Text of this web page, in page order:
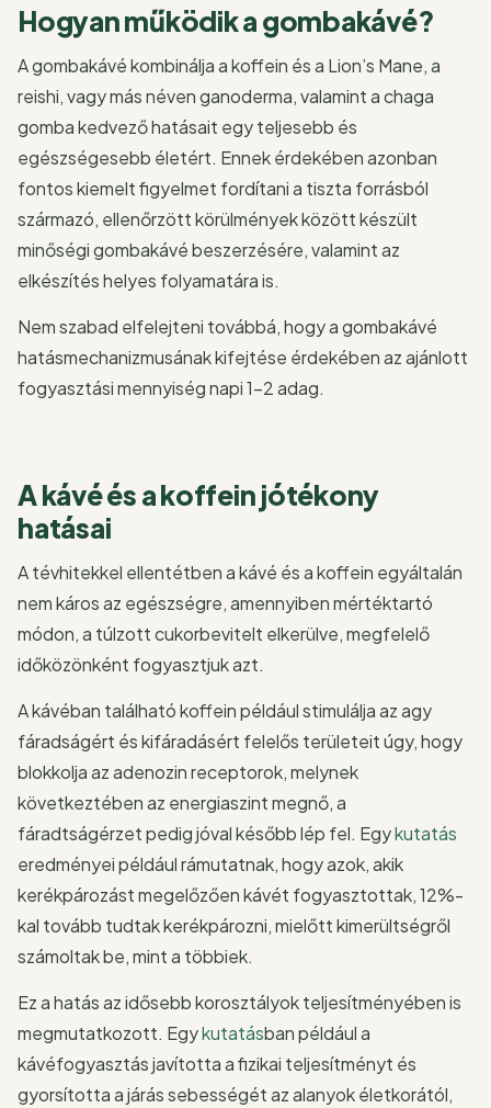
Hogyan működik a gombakávé?
A gombakávé kombinálja a koffein és a Lion’s Mane, a
reishi, vagy más néven ganoderma, valamint a chaga
gomba kedvező hatásait egy teljesebb és
egészségesebb életért. Ennek érdekében azonban
fontos kiemelt figyelmet fordítani a tiszta forrásból
származó, ellenőrzött körülmények között készült
minőségi gombakávé beszerzésére, valamint az
elkészítés helyes folyamatára is.
Nem szabad elfelejteni továbbá, hogy a gombakávé
hatásmechanizmusának kifejtése érdekében az ajánlott
fogyasztási mennyiség napi 1-2 adag.
A kávé és a koffein jótékony
hatásai
A tévhitekkel ellentétben a kávé és a koffein egyáltalán
nem káros az egészségre, amennyiben mértéktartó
módon, a túlzott cukorbevitelt elkerülve, megfelelő
időközönként fogyasztjuk azt.
A kávéban található koffein például stimulálja az agy
fáradságért és kifáradásért felelős területeit úgy, hogy
blokkolja az adenozin receptorok, melynek
következtében az energiaszint megnő, a
fáradtságérzet pedig jóval később lép fel. Egykutatás
eredményei például rámutatnak, hogy azok, akik
kerékpározást megelőzően kávét fogyasztottak, 12%-
kal tovább tudtak kerékpározni, mielőtt kimerültségről
számoltak be, mint a többiek.
Ez a hatás az idősebb korosztályok teljesítményében is
megmutatkozott. Egykutatásban például a
kávéfogyasztás javította a fizikai teljesítményt és
gyorsította a járás sebességét az alanyok életkorától,